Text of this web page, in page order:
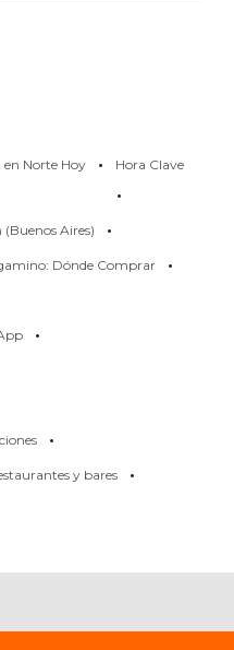
Norte Hoy · Hora Clave
·
(Buenos Aires) ·
Dónde Comprar ·
·
·
y bares ·